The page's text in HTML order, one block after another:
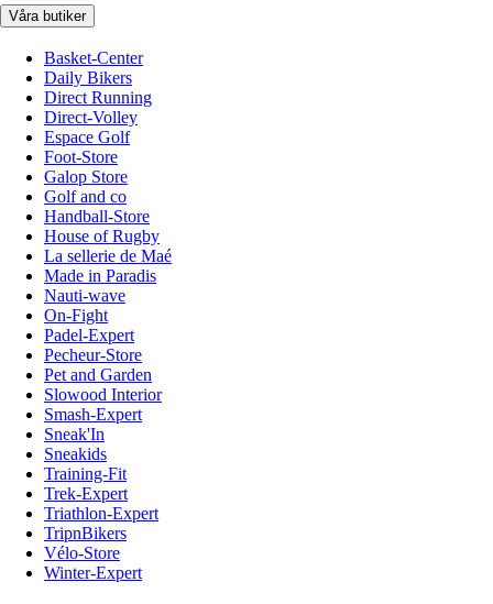
Våra butiker
Basket-Center
Daily Bikers
Direct Running
Direct-Volley
Espace Golf
Foot-Store
Galop Store
Golf and co
Handball-Store
House of Rugby
La sellerie de Maé
Made in Paradis
Nauti-wave
On-Fight
Padel-Expert
Pecheur-Store
Pet and Garden
Slowood Interior
Smash-Expert
Sneak'In
Sneakids
Training-Fit
Trek-Expert
Triathlon-Expert
TripnBikers
Vélo-Store
Winter-Expert